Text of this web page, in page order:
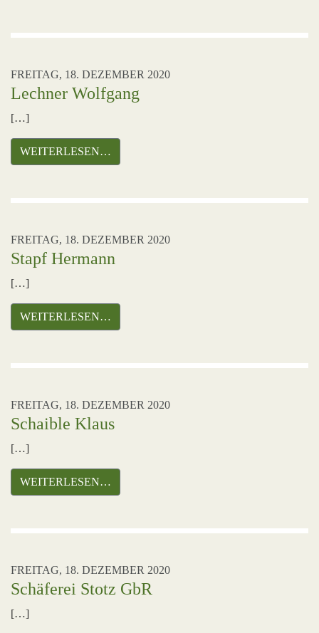
FREITAG, 18. DEZEMBER 2020
Lechner Wolfgang
[…]
WEITERLESEN…
FREITAG, 18. DEZEMBER 2020
Stapf Hermann
[…]
WEITERLESEN…
FREITAG, 18. DEZEMBER 2020
Schaible Klaus
[…]
WEITERLESEN…
FREITAG, 18. DEZEMBER 2020
Schäferei Stotz GbR
[…]